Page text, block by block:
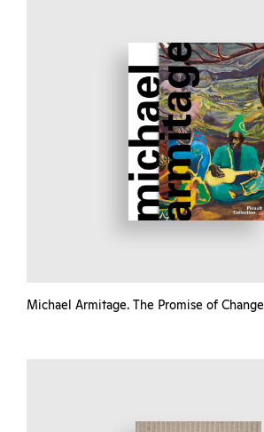
Michael Armitage. The Promise of Change